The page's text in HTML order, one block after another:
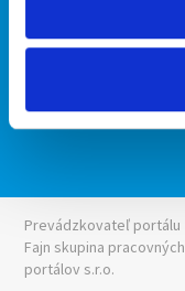
Prevádzkovateľ portálu
Fajn skupina pracovných
portálov s.r.o.